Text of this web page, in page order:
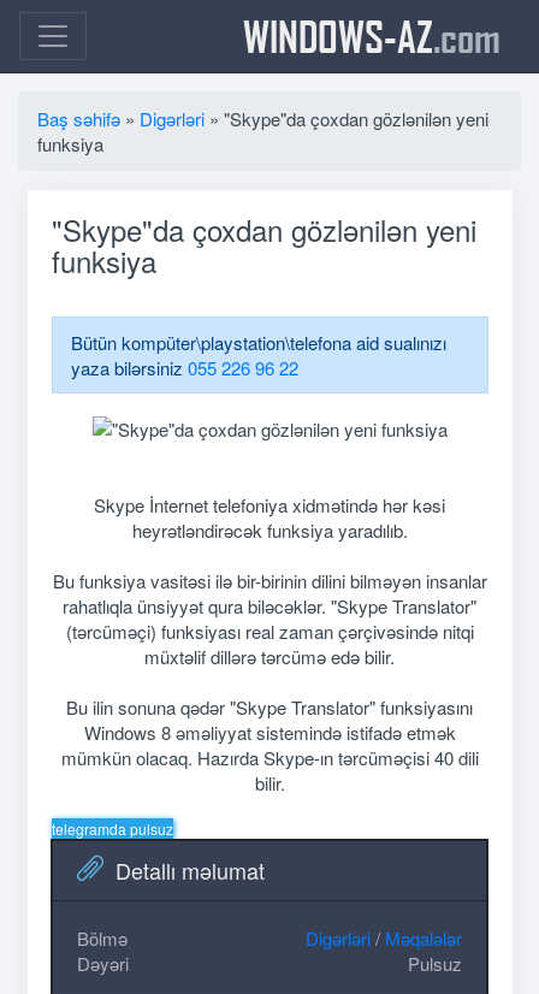
WINDOWS-AZ.com
Baş səhifə » Digərləri » "Skype"da çoxdan gözlənilən yeni
funksiya
"Skype"da çoxdan gözlənilən yeni
funksiya
Bütün kompüter\playstation\telefona aid sualınızı
yaza bilərsiniz 055 226 96 22
Skype İnternet telefoniya xidmətində hər kəsi
heyrətləndirəcək funksiya yaradılıb.
Bu funksiya vasitəsi ilə bir-birinin dilini bilməyən insanlar
rahatlıqla ünsiyyət qura biləcəklər. "Skype Translator"
(tərcüməçi) funksiyası real zaman çərçivəsində nitqi
müxtəlif dillərə tərcümə edə bilir.
Bu ilin sonuna qədər "Skype Translator" funksiyasını
Windows 8 əməliyyat sistemində istifadə etmək
mümkün olacaq. Hazırda Skype-ın tərcüməçisi 40 dili
bilir.
telegramda pulsuz
Detallı məlumat
Bölmə Digərləri/ Məqalələr
Dəyəri
Pulsuz